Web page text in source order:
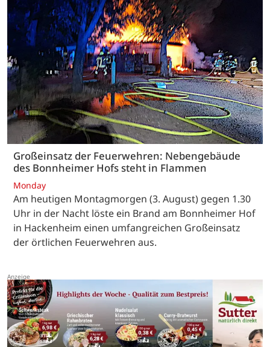
Großeinsatz der Feuerwehren: Nebengebäude
des Bonnheimer Hofs steht in Flammen
Monday
Am heutigen Montagmorgen (3. August) gegen 1.30
Uhr in der Nacht löste ein Brand am Bonnheimer Hof
in Hackenheim einen umfangreichen Großeinsatz
der örtlichen Feuerwehren aus.